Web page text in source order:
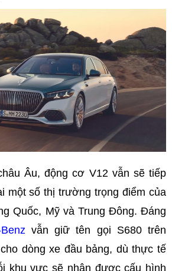
Âu, động cơ V12 vẫn sẽ tiếp
một số thị trường trọng điểm của
Quốc, Mỹ và Trung Đông. Đáng
vẫn giữ tên gọi S680 trên
dòng xe đầu bảng, dù thực tế
khu vực sẽ nhận được cấu hình